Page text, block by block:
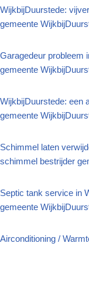
WijkbijDuurstede:
gemeente
Garagedeur probleem
gemeente
WijkbijDuurstede: een
gemeente
Schimmel laten
schimmel bestrijder
Septic tank service in
gemeente
Airconditioning /